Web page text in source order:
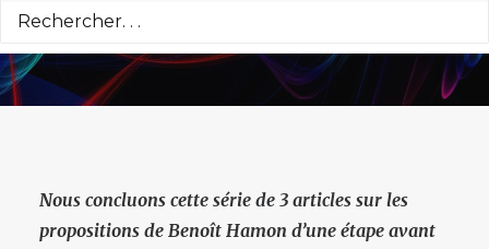
31 MARS 2017
Nous concluons cette série de 3 articles sur les
propositions de Benoît Hamon d’une étape avant